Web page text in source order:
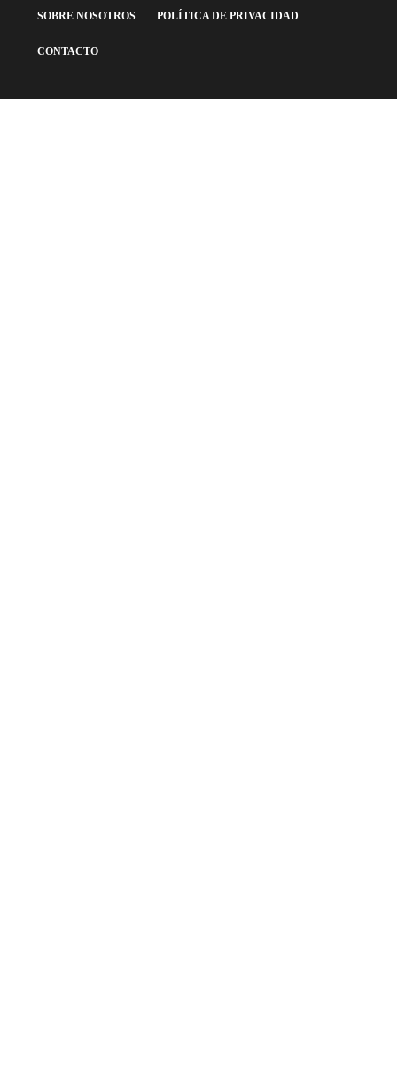
SOBRE NOSOTROS POLÍTICA DE PRIVACIDAD
CONTACTO